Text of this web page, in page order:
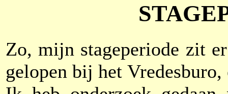
Zo, mijn stageperiode zit
gelopen bij het